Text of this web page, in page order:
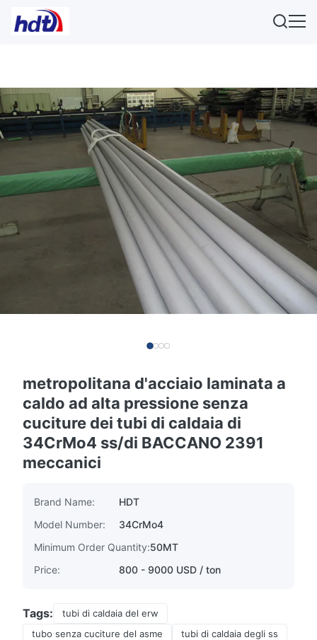
metropolitana d'acciaio laminata a
caldo ad alta pressione senza
cuciture dei tubi di caldaia di
34CrMo4 ss/di BACCANO 2391
meccanici
Brand Name:
HDT
Model Number:
34CrMo4
Minimum Order Quantity:50MT
Price:
800 - 9000 USD / ton
Tags:
tubi di caldaia del erw
tubo senza cuciture del asme
tubi di caldaia degli ss